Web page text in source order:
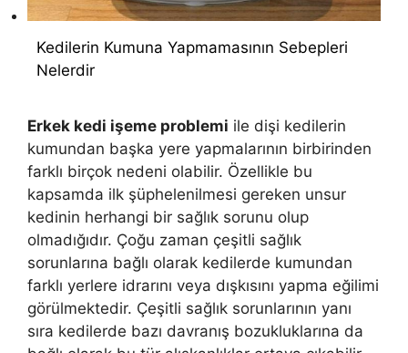
Kedilerin Kumuna Yapmamasının Sebepleri
Nelerdir
Erkek kedi işeme problemi ile dişi kedilerin
kumundan başka yere yapmalarının birbirinden
farklı birçok nedeni olabilir. Özellikle bu
kapsamda ilk şüphelenilmesi gereken unsur
kedinin herhangi bir sağlık sorunu olup
olmadığıdır. Çoğu zaman çeşitli sağlık
sorunlarına bağlı olarak kedilerde kumundan
farklı yerlere idrarını veya dışkısını yapma eğilimi
görülmektedir. Çeşitli sağlık sorunlarının yanı
sıra kedilerde bazı davranış bozukluklarına da